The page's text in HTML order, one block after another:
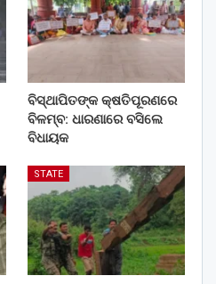
ବିସ୍ଥାପିତଙ୍କ କ୍ଷତିପୂରଣରେ
ବିଳମ୍ବ: ଧାରଣାରେ ବସିଲେ
ବିଧାୟକ
STATE